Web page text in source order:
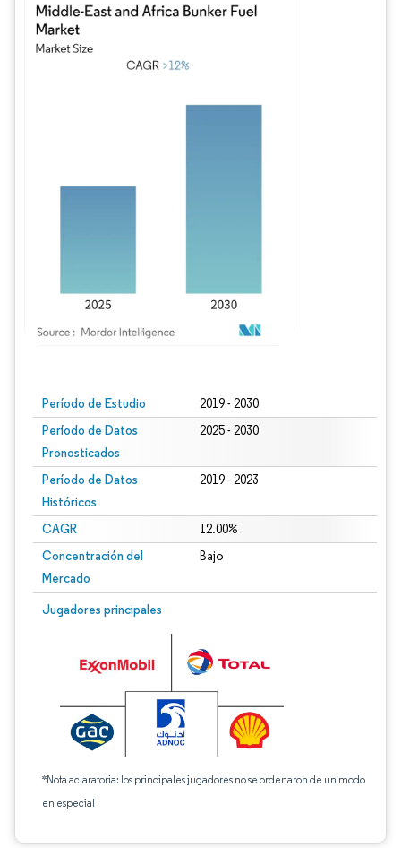
Período de Estudio 2019 - 2030
Período de Datos
Pronosticados
2025 - 2030
Período de Datos
Históricos
2019 - 2023
CAGR 12.00%
Concentración del
Mercado
Bajo
Jugadores principales
*Nota aclaratoria: los principales jugadores no se ordenaron de un modo
en especial